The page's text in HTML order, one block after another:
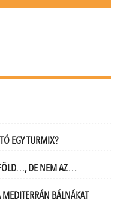
EGY TURMIX?
FÖLD…, DE NEM AZ…
BÁLNÁKAT